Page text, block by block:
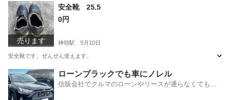
愛知 名古屋市 神領駅
売ります
安全靴 25.5
0円
神領駅 5月10日
安全靴です。ぜんぜん使えます。
愛知 名古屋市 神領駅 靴 安全靴
ローンブラックでも車にノレル
信販会社でクルマのローンやリースが通らなくてもク